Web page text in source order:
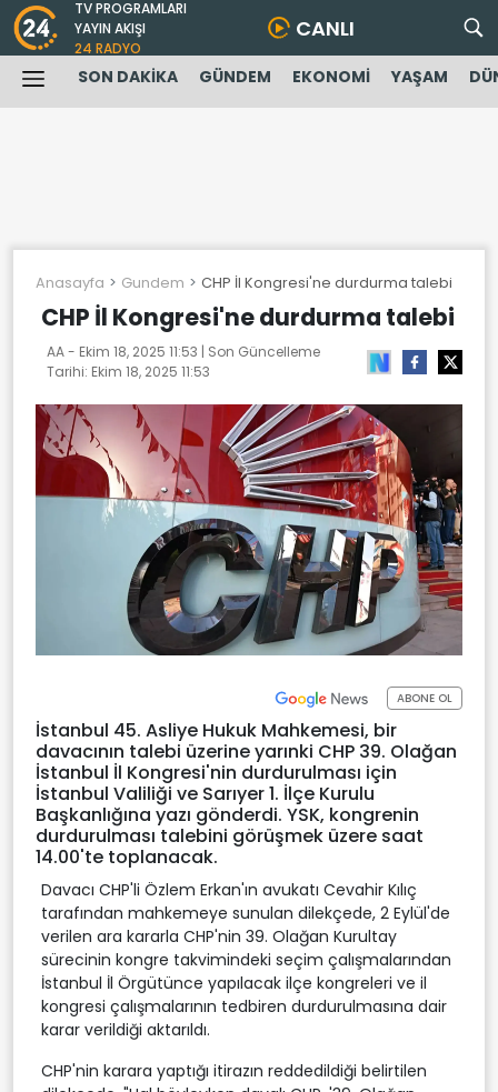
TV PROGRAMLARI
YAYIN AKIŞI
24 RADYO
CANLI
SON DAKİKA GÜNDEM EKONOMİ YAŞAM
Anasayfa Gundem CHP İl Kongresi'ne durdurma talebi
CHP İl Kongresi'ne durdurma talebi
AA - Ekim 18, 2025 11:53 | Son Güncelleme
Tarihi: Ekim 18, 2025 11:53
ABONE OL
İstanbul 45. Asliye Hukuk Mahkemesi, bir
davacının talebi üzerine yarınki CHP 39. Olağan
İstanbul İl Kongresi'nin durdurulması için
İstanbul Valiliği ve Sarıyer 1. İlçe Kurulu
Başkanlığına yazı gönderdi. YSK, kongrenin
durdurulması talebini görüşmek üzere saat
14.00'te toplanacak.
Davacı CHP'li Özlem Erkan'ın avukatı Cevahir Kılıç
tarafından mahkemeye sunulan dilekçede, 2 Eylül'de
verilen ara kararla CHP'nin 39. Olağan Kurultay
sürecinin kongre takvimindeki seçim çalışmalarından
İstanbul İl Örgütünce yapılacak ilçe kongreleri ve il
kongresi çalışmalarının tedbiren durdurulmasına dair
karar verildiği aktarıldı.
CHP'nin karara yaptığı itirazın reddedildiği belirtilen